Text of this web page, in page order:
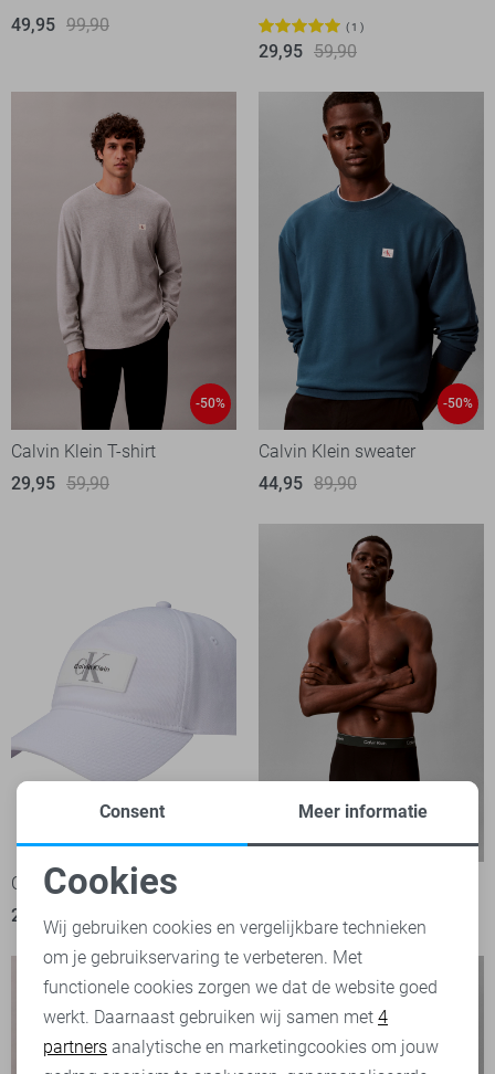
49,95 99,90 1
29,95 59,90
-50%
Calvin Klein T-shirt
29,95 59,90
-50%
Calvin Klein sweater
44,95 89,90
Calvin Klein Accessoire
24,95
49,90
22,45
Noodzakelijke cookies
Personalisatie cookies
Analytische cookies
Consent Meer informatie
Cookies
Wij gebruiken cookies en vergelijkbare technieken
om je gebruikservaring te verbeteren. Met
functionele cookies zorgen we dat de website goed
werkt. Daarnaast gebruiken wij samen met 4
partners analytische en marketingcookies om jouw